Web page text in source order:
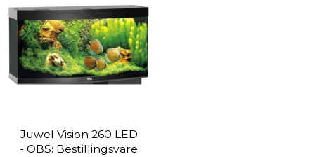
Juwel Vision 260 LED
- OBS: Bestillingsvare